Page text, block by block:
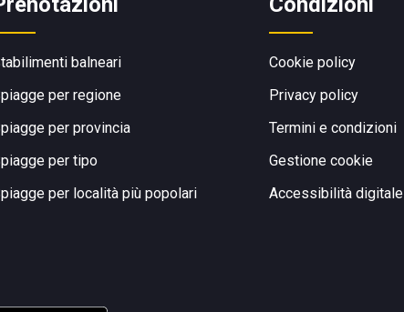
balneari
per regione
per provincia
per tipo
per località più popolari
Cookie policy
Privacy policy
Termini e condizioni
Gestione cookie
Accessibilità digitale